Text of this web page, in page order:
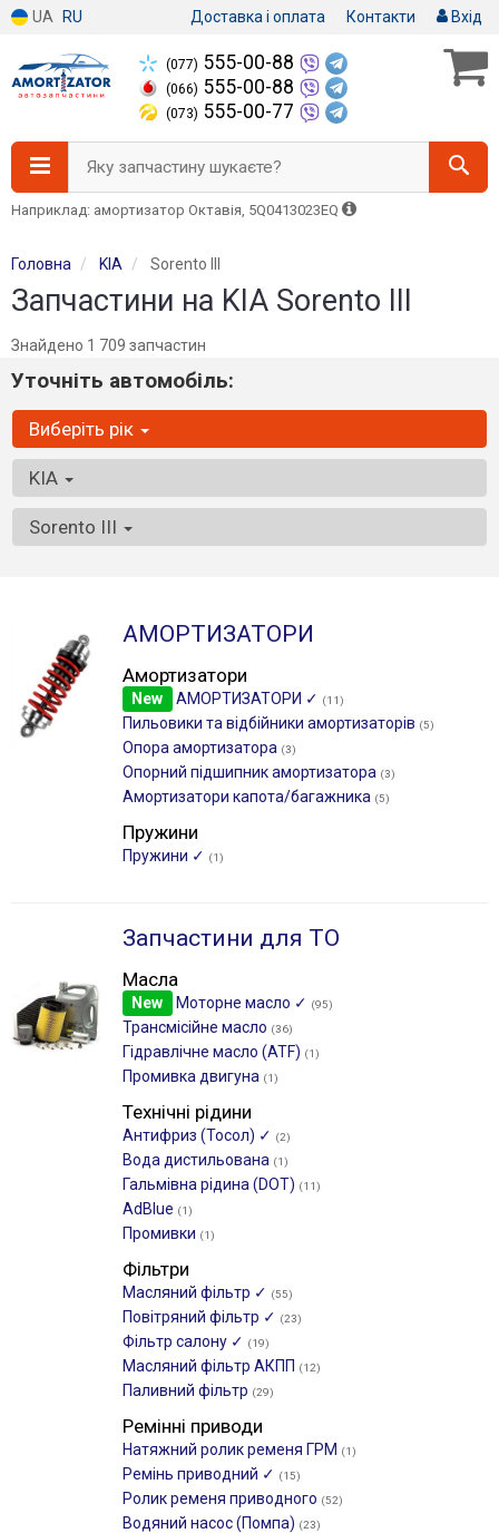
UA RU Доставка і оплата Контакти Вхід
(077) 555-00-88
(066) 555-00-88
(073) 555-00-77
Яку запчастину шукаєте?
Наприклад: амортизатор Октавія, 5Q0413023EQ
Головна KIA Sorento III
Запчастини на KIA Sorento III
Знайдено 1 709 запчастин
Уточніть автомобіль:
Виберіть рік
KIA
Sorento III
АМОРТИЗАТОРИ
Амортизатори
New АМОРТИЗАТОРИ ✓ (11)
Пильовики та відбійники амортизаторів (5)
Опора амортизатора (3)
Опорний підшипник амортизатора (3)
Амортизатори капота/багажника (5)
Пружини
Пружини ✓ (1)
Запчастини для ТО
Масла
New Моторне масло ✓ (95)
Трансмісійне масло (36)
Гідравлічне масло (ATF) (1)
Промивка двигуна (1)
Технічні рідини
Антифриз (Тосол) ✓ (2)
Вода дистильована (1)
Гальмівна рідина (DOT) (11)
AdBlue (1)
Промивки (1)
Фільтри
Масляний фільтр ✓ (55)
Повітряний фільтр ✓ (23)
Фільтр салону ✓ (19)
Масляний фільтр АКПП (12)
Паливний фільтр (29)
Ремінні приводи
Натяжний ролик ременя ГРМ (1)
Ремінь приводний ✓ (15)
Ролик ременя приводного (52)
Водяний насос (Помпа) (23)